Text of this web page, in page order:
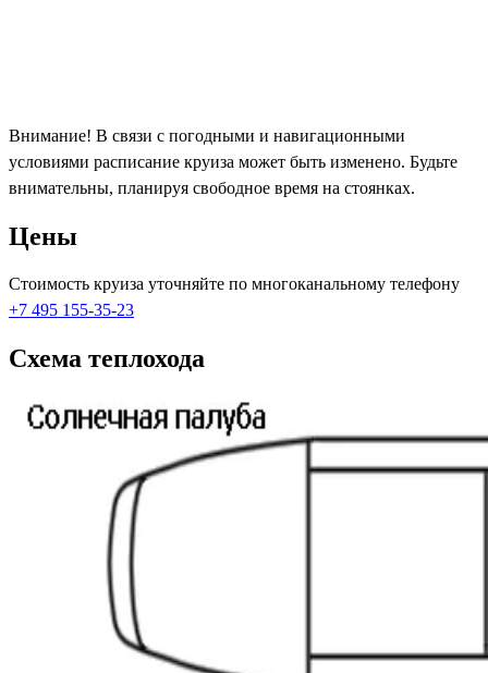
Внимание! В связи с погодными и навигационными
условиями расписание круиза может быть изменено. Будьте
внимательны, планируя свободное время на стоянках.
Цены
Стоимость круиза уточняйте по многоканальному телефону
+7 495 155-35-23
Схема теплохода